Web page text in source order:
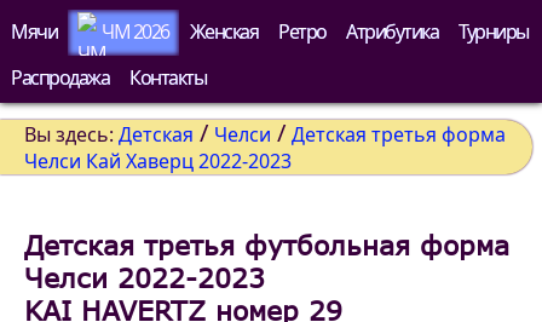
Мячи
ЧМ 2026 Женская Ретро Атрибутика
Турниры
Распродажа
Контакты
Вы здесь: Детская / Челси / Детская третья форма
Челси Кай Хаверц 2022-2023
Детская третья футбольная форма
Челси 2022-2023
KAI HAVERTZ номер 29